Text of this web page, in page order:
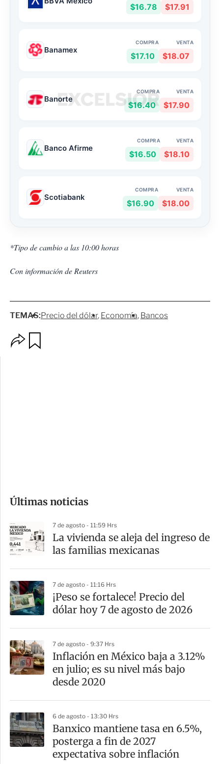
$16.78 $17.91
Banamex
COMPRA
$17.10
VENTA
$18.07
Banorte
COMPRA
$16.40
VENTA
$17.90
Banco Afirme
COMPRA
$16.50
VENTA
$18.10
Scotiabank
COMPRA
$16.90
VENTA
$18.00
*Tipo de cambio a las 10:00 horas
Con información de Reuters
TEMAS:Precio del dólar Economía Bancos
m
a
r
r
Últimas noticias
7 de agosto - 11:59 Hrs
La vivienda se aleja del ingreso de
las familias mexicanas
7 de agosto - 11:16 Hrs
¡Peso se fortalece! Precio del
dólar hoy 7 de agosto de 2026
7 de agosto - 9:37 Hrs
Inflación en México baja a 3.12%
en julio; es su nivel más bajo
desde 2020
6 de agosto - 13:30 Hrs
Banxico mantiene tasa en 6.5%,
posterga a fin de 2027
expectativa sobre inflación